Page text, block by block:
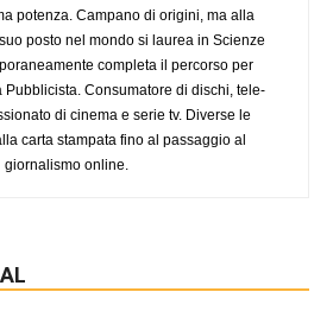
potenza. Campano di origini, ma alla
posto nel mondo si laurea in Scienze
completa il percorso per
Pubblicista. Consumatore di dischi, tele-
di cinema e serie tv. Diverse le
carta stampata fino al passaggio al
giornalismo online.